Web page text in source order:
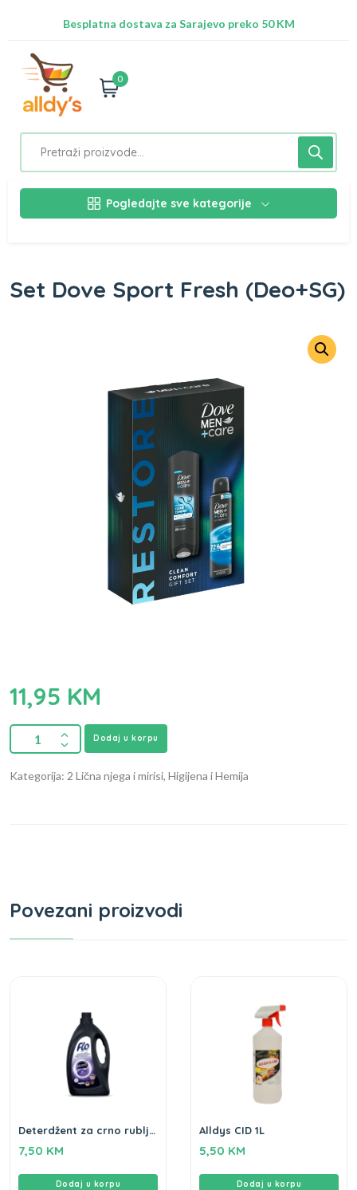
Besplatna dostava za Sarajevo preko 50 KM
0
Pogledajte sve kategorije
Set Dove Sport Fresh (Deo+SG)
11,95 KM
Dodaj u korpu
Kategorija: 2 Lična njega i mirisi, Higijena i Hemija
Povezani proizvodi
Deterdžent za crno rublje
7,50 KM
Dodaj u korpu
Alldys CID 1L
5,50 KM
Dodaj u korpu